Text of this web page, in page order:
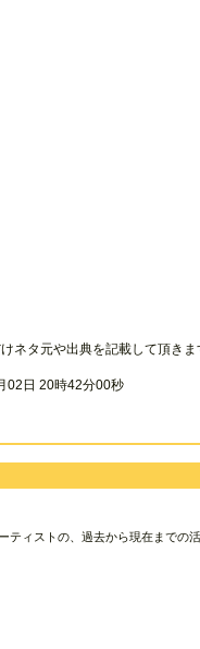
ネタ元や出典を記載して頂き
02日 20時42分00秒
ティストの、過去から現在までの